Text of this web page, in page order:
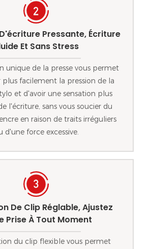
Pressante, Écriture
Et Sans Stress
unique de la presse vous permet
facilement la pression de la
et d'avoir une sensation plus
l'écriture, sans vous soucier du
en raison de traits irréguliers
d'une force excessive.
De Clip Réglable, Ajustez
Prise À Tout Moment
du clip flexible vous permet